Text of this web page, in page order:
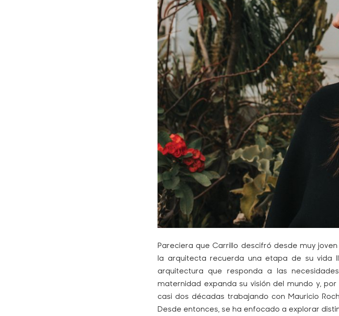
Pareciera que Carrillo descifró desde muy
la arquitecta recuerda una etapa de su vida
arquitectura que responda a las
maternidad expanda su visión del mundo y,
casi dos décadas trabajando con Mauricio
Desde entonces, se ha enfocado a explorar